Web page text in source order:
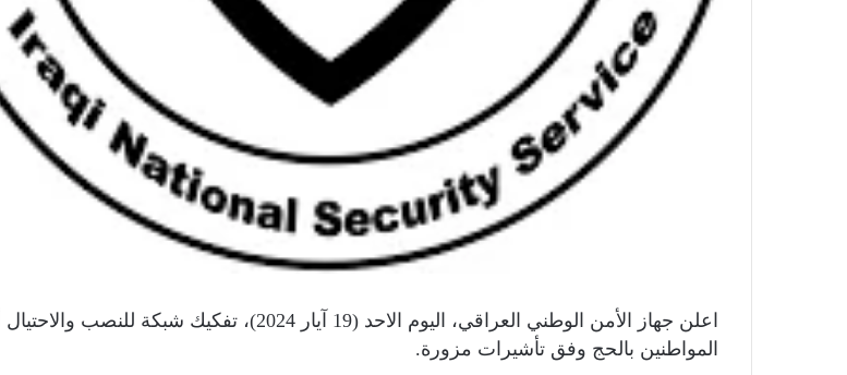
اعلن جهاز الأمن الوطني العراقي، اليوم الاحد (19 آيار 2024)، تفكيك شبكة
المواطنين بالحج وفق تأشيرات مزورة.